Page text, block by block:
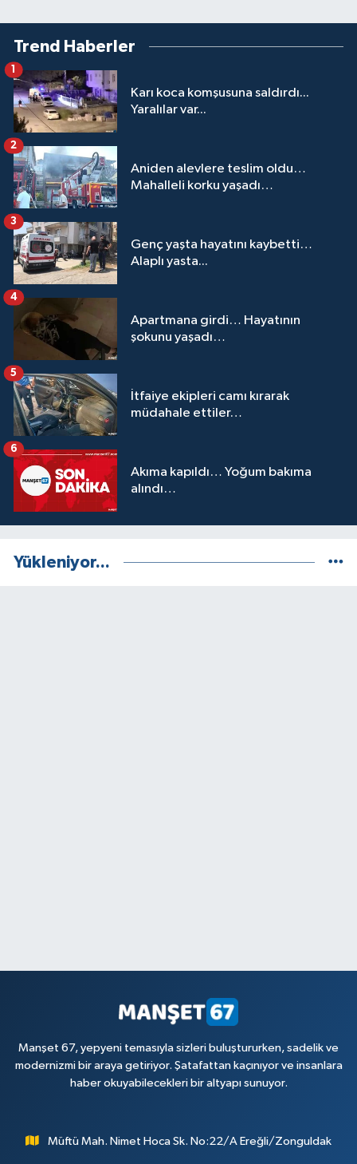
Trend Haberler
Karı koca komşusuna saldırdı...
Yaralılar var...
1
Aniden alevlere teslim oldu…
Mahalleli korku yaşadı…
2
Genç yaşta hayatını kaybetti…
Alaplı yasta...
3
Apartmana girdi… Hayatının
şokunu yaşadı…
4
İtfaiye ekipleri camı kırarak
müdahale ettiler…
5
Akıma kapıldı… Yoğum bakıma
alındı…
6
Yükleniyor...
Manşet 67, yepyeni temasıyla sizleri buluştururken, sadelik ve
modernizmi bir araya getiriyor. Şatafattan kaçınıyor ve insanlara
haber okuyabilecekleri bir altyapı sunuyor.
Müftü Mah. Nimet Hoca Sk. No:22/A Ereğli/Zonguldak